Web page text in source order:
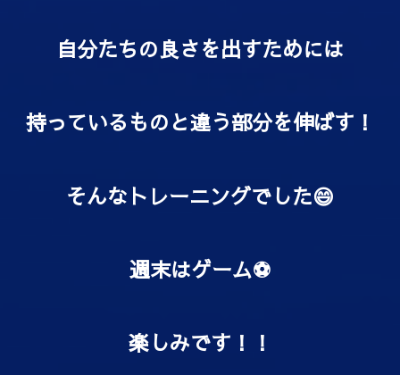
自分たちの良さを出すためには
持っているものと違う部分を伸ばす！
そんなトレーニングでした😄
週末はゲーム⚽️
楽しみです！！